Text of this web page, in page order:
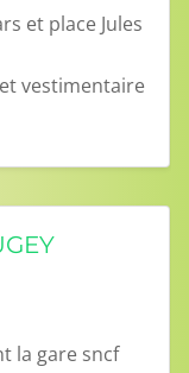
et place Jules
vestimentaire
la gare sncf